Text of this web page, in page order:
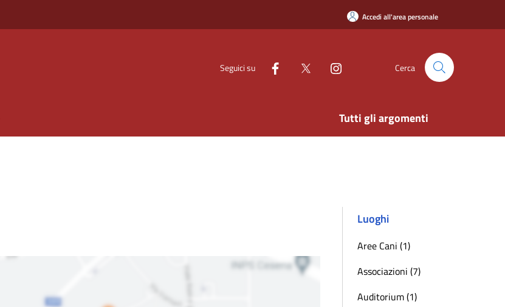
Accedi all'area personale
Seguici su Cerca
Tutti gli argomenti
Luoghi
Aree Cani (1)
Associazioni (7)
Auditorium (1)